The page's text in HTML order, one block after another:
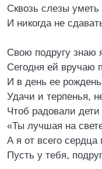
Сквозь слезы уметь
И никогда не
Свою подругу знаю
Сегодня ей вручаю
И в день ее
Удачи и терпенья,
Чтоб радовали
«Ты лучшая на
А я от всего
Пусть у тебя,